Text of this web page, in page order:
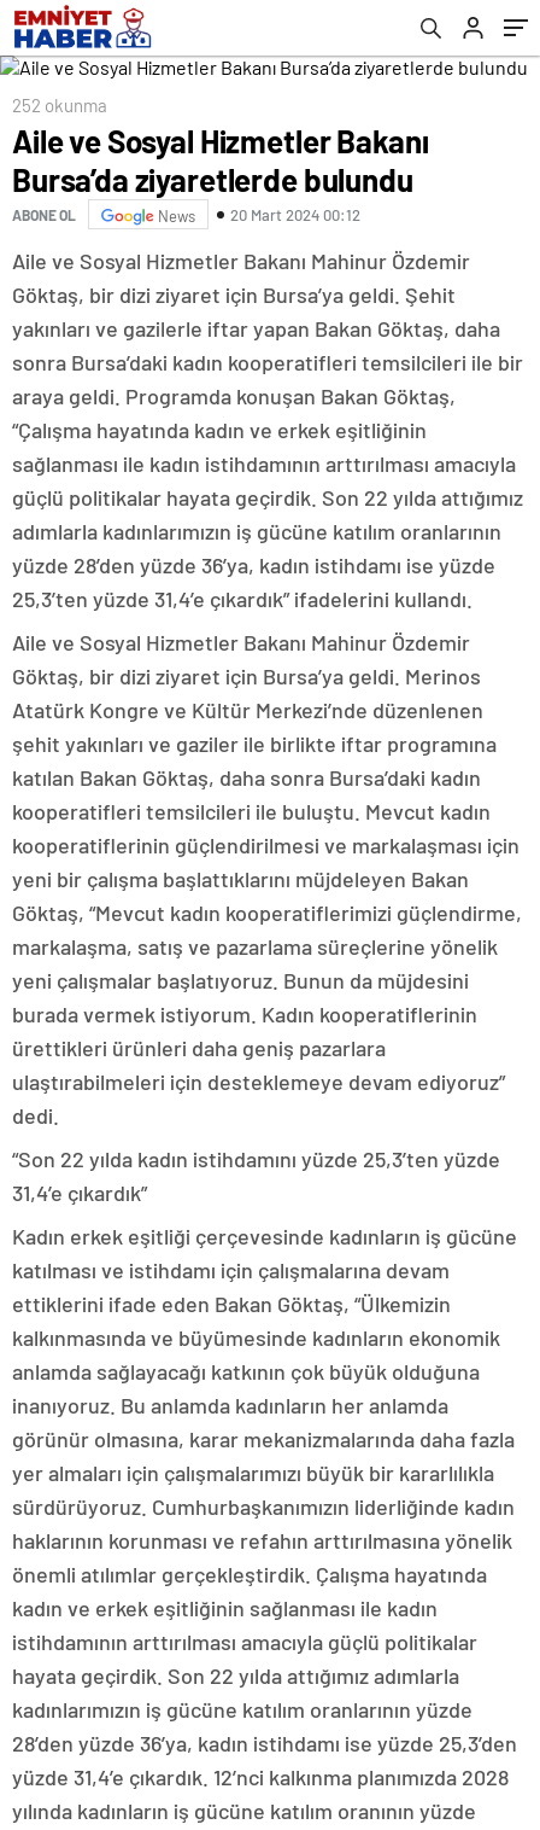
252 okunma
Aile ve Sosyal Hizmetler Bakanı
Bursa’da ziyaretlerde bulundu
ABONE OL News 20 Mart 2024 00:12
Aile ve Sosyal Hizmetler Bakanı Mahinur Özdemir
Göktaş, bir dizi ziyaret için Bursa’ya geldi. Şehit
yakınları ve gazilerle iftar yapan Bakan Göktaş, daha
sonra Bursa’daki kadın kooperatifleri temsilcileri ile bir
araya geldi. Programda konuşan Bakan Göktaş,
“Çalışma hayatında kadın ve erkek eşitliğinin
sağlanması ile kadın istihdamının arttırılması amacıyla
güçlü politikalar hayata geçirdik. Son 22 yılda attığımız
adımlarla kadınlarımızın iş gücüne katılım oranlarının
yüzde 28’den yüzde 36’ya, kadın istihdamı ise yüzde
25,3’ten yüzde 31,4’e çıkardık” ifadelerini kullandı.
Aile ve Sosyal Hizmetler Bakanı Mahinur Özdemir
Göktaş, bir dizi ziyaret için Bursa’ya geldi. Merinos
Atatürk Kongre ve Kültür Merkezi’nde düzenlenen
şehit yakınları ve gaziler ile birlikte iftar programına
katılan Bakan Göktaş, daha sonra Bursa’daki kadın
kooperatifleri temsilcileri ile buluştu. Mevcut kadın
kooperatiflerinin güçlendirilmesi ve markalaşması için
yeni bir çalışma başlattıklarını müjdeleyen Bakan
Göktaş, “Mevcut kadın kooperatiflerimizi güçlendirme,
markalaşma, satış ve pazarlama süreçlerine yönelik
yeni çalışmalar başlatıyoruz. Bunun da müjdesini
burada vermek istiyorum. Kadın kooperatiflerinin
ürettikleri ürünleri daha geniş pazarlara
ulaştırabilmeleri için desteklemeye devam ediyoruz”
dedi.
“Son 22 yılda kadın istihdamını yüzde 25,3’ten yüzde
31,4’e çıkardık”
Kadın erkek eşitliği çerçevesinde kadınların iş gücüne
katılması ve istihdamı için çalışmalarına devam
ettiklerini ifade eden Bakan Göktaş, “Ülkemizin
kalkınmasında ve büyümesinde kadınların ekonomik
anlamda sağlayacağı katkının çok büyük olduğuna
inanıyoruz. Bu anlamda kadınların her anlamda
görünür olmasına, karar mekanizmalarında daha fazla
yer almaları için çalışmalarımızı büyük bir kararlılıkla
sürdürüyoruz. Cumhurbaşkanımızın liderliğinde kadın
haklarının korunması ve refahın arttırılmasına yönelik
önemli atılımlar gerçekleştirdik. Çalışma hayatında
kadın ve erkek eşitliğinin sağlanması ile kadın
istihdamının arttırılması amacıyla güçlü politikalar
hayata geçirdik. Son 22 yılda attığımız adımlarla
kadınlarımızın iş gücüne katılım oranlarının yüzde
28’den yüzde 36’ya, kadın istihdamı ise yüzde 25,3’den
yüzde 31,4’e çıkardık. 12’nci kalkınma planımızda 2028
yılında kadınların iş gücüne katılım oranının yüzde